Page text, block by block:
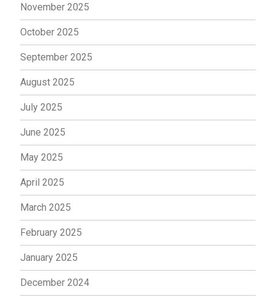
November 2025
October 2025
September 2025
August 2025
July 2025
June 2025
May 2025
April 2025
March 2025
February 2025
January 2025
December 2024